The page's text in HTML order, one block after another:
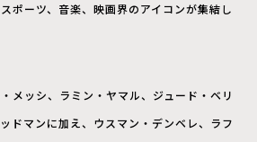
ポーツ、音楽、映画界のアイコンが集結し
メッシ、ラミン・ヤマル、ジュード・ベリ
ドマンに加え、ウスマン・デンベレ、ラフ